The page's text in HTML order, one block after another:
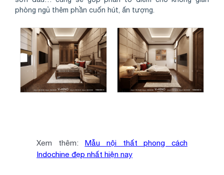
phòng ngủ thêm phần cuốn hút, ấn tượng.
Xem thêm: Mẫu nội thất phong cách
Indochine đẹp nhất hiện nay